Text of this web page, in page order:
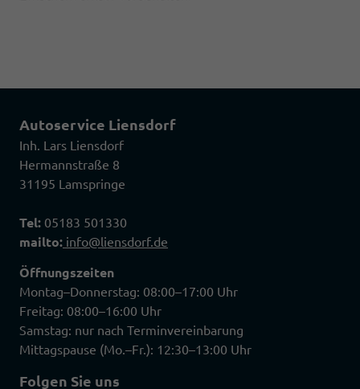
Autoservice Liensdorf
Inh. Lars Liensdorf
Hermannstraße 8
31195 Lamspringe
Tel: 05183 501330
mailto: info@liensdorf.de
Öffnungszeiten
Montag–Donnerstag: 08:00–17:00 Uhr
Freitag: 08:00–16:00 Uhr
Samstag: nur nach Terminvereinbarung
Mittagspause (Mo.–Fr.): 12:30–13:00 Uhr
Folgen Sie uns